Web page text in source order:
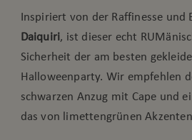
Inspiriert von der Raffinesse und
Daiquiri, ist dieser echt
Sicherheit der am besten
Halloweenparty. Wir empfehlen
schwarzen Anzug mit Cape und
das von limettengrünen